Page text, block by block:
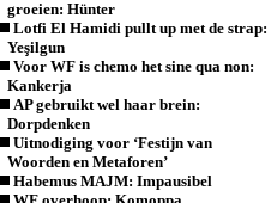
groeien: Hünter
Lotfi El Hamidi pullt up met de strap:
Yeşilgun
Voor WF is chemo het sine qua non:
Kankerja
AP gebruikt wel haar brein:
Dorpdenken
Uitnodiging voor ‘Festijn van
Woorden en Metaforen’
Habemus MAJM: Impausibel